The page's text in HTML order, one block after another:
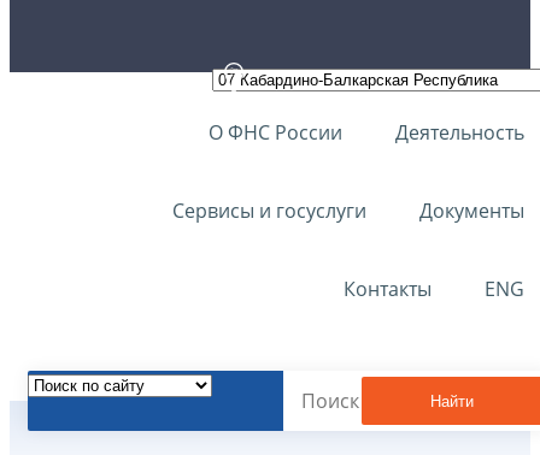
О ФНС России Деятельность
Сервисы и госуслуги Документы
Контакты ENG
Найти